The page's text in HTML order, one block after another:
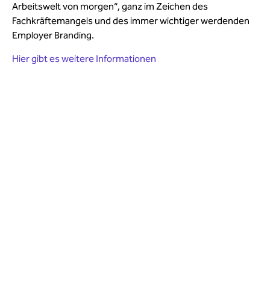
Arbeitswelt von morgen“, ganz im Zeichen des
Fachkräftemangels und des immer wichtiger werdenden
Employer Branding.
Hier gibt es weitere Informationen